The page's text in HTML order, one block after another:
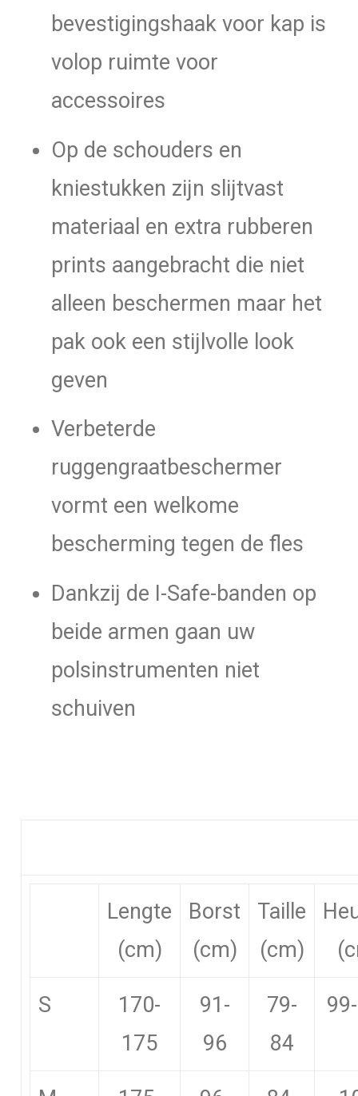
bevestigingshaak voor kap is
volop ruimte voor
accessoires
Op de schouders en
kniestukken zijn slijtvast
materiaal en extra rubberen
prints aangebracht die niet
alleen beschermen maar het
pak ook een stijlvolle look
geven
Verbeterde
ruggengraatbeschermer
vormt een welkome
bescherming tegen de fles
Dankzij de I-Safe-banden op
beide armen gaan uw
polsinstrumenten niet
schuiven
Lengte
(cm)
Borst
(cm)
Taille
(cm)
S
170-
175
91-
96
79-
84